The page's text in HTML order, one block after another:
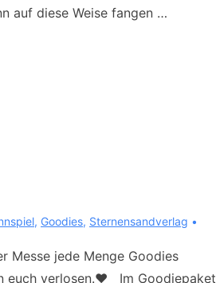
auf diese Weise fangen …
, Goodies, Sternensandverlag
Messe jede Menge Goodies
euch verlosen.❤️ Im Goodiepaket